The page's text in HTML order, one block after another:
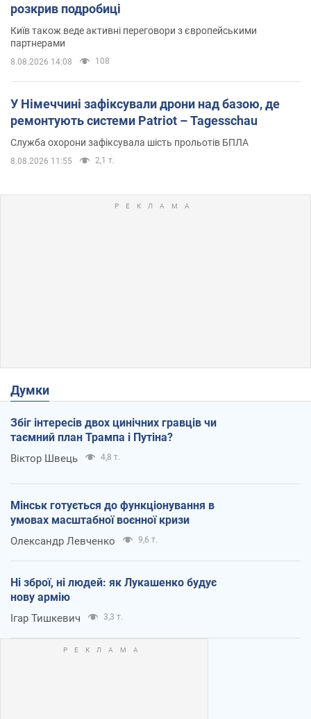
розкрив подробиці
Київ також веде активні переговори з європейськими
партнерами
8.08.2026 14:08 108
У Німеччині зафіксували дрони над базою, де
ремонтують системи Patriot – Tagesschau
Служба охорони зафіксувала шість прольотів БПЛА
8.08.2026 11:55 2,1 т.
Думки
Збіг інтересів двох цинічних гравців чи
таємний план Трампа і Путіна?
Віктор Швець 4,8 т.
Мінськ готується до функціонування в
умовах масштабної воєнної кризи
Олександр Левченко 9,6 т.
Ні зброї, ні людей: як Лукашенко будує
нову армію
Ігар Тишкевич 3,3 т.